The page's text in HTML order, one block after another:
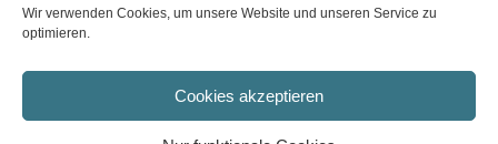
Wir verwenden Cookies, um unsere Website und unseren Service zu
optimieren.
Cookies akzeptieren